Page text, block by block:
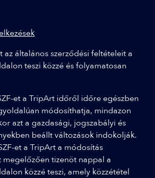
általános szerződési feltételeit a
teszi közzé és folyamatosan
et a TripArt időről időre egészben
módosíthatja, mindazon
azt a gazdasági, jogszabályi és
beállt változások indokolják.
et a TripArt a módosítás
megelőzően tizenöt nappal a
közzé teszi, amely közzététel